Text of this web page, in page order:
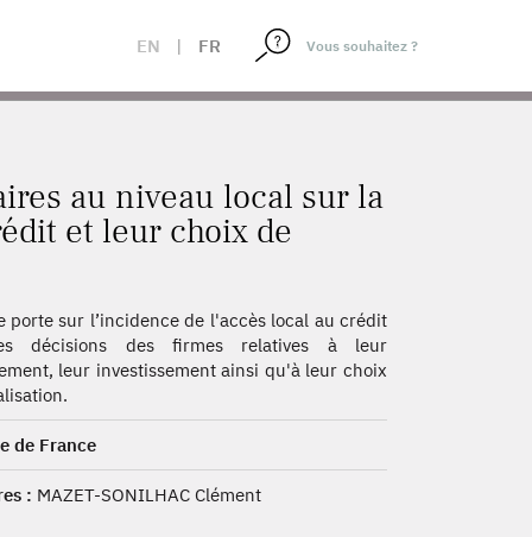
EN | FR
ACCÈS AU CRÉDIT ET LEUR CHOIX DE LOCALISATION
au niveau local sur la
et leur choix de
porte sur l’incidence de l'accès local au crédit
décisions des firmes relatives à leur
leur investissement ainsi qu'à leur choix
de France
: MAZET-SONILHAC Clément